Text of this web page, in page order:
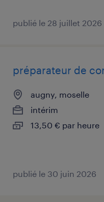
publié le 28 juillet 2026
préparateur de
augny, moselle
intérim
13,50 € par heure
publié le 30 juin 2026